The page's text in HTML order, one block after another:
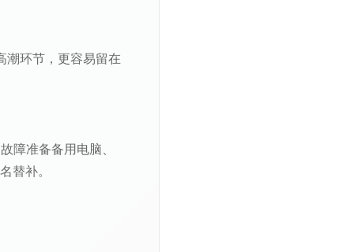
潮环节，更容易留在
障准备备用电脑、
替补。